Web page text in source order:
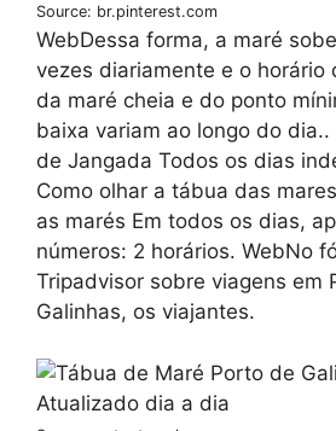
Source: br.pinterest.com
WebDessa forma, a maré
vezes diariamente e o horário
da maré cheia e do ponto
baixa variam ao longo do dia..
de Jangada Todos os dias
Como olhar a tábua das
as marés Em todos os dias,
números: 2 horários. WebNo
Tripadvisor sobre viagens em
Galinhas, os viajantes.